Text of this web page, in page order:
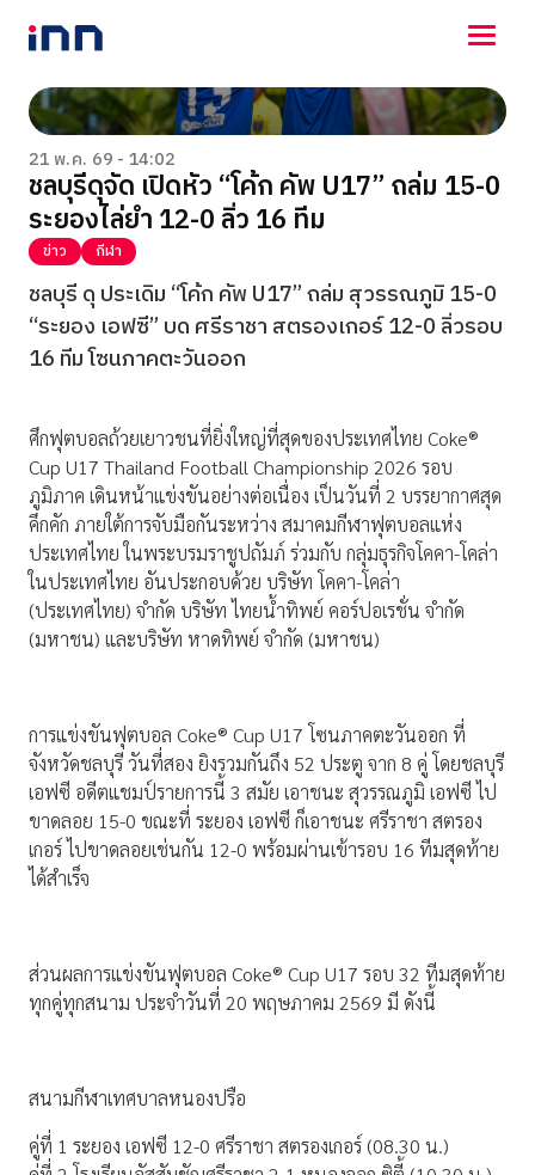
NEWS
ENTERTAINMENT
LIFESTYLE
HOROSCOPE
LOTTERY
VIDEO
ร่วมด้วยช่วยกัน
21 พ.ค. 69 - 14:02
ชลบุรีดุจัด เปิดหัว “โค้ก คัพ U17” ถล่ม 15-0
ระยองไล่ยำ 12-0 ลิ่ว 16 ทีม
ข่าว กีฬา
ชลบุรี ดุ ประเดิม “โค้ก คัพ U17” ถล่ม สุวรรณภูมิ 15-0
“ระยอง เอฟซี” บด ศรีราชา สตรองเกอร์ 12-0 ลิ่วรอบ
16 ทีม โซนภาคตะวันออก
ศึกฟุตบอลถ้วยเยาวชนที่ยิ่งใหญ่ที่สุดของประเทศไทย Coke®
Cup U17 Thailand Football Championship 2026 รอบ
ภูมิภาค เดินหน้าแข่งขันอย่างต่อเนื่อง เป็นวันที่ 2 บรรยากาศสุด
คึกคัก ภายใต้การจับมือกันระหว่าง สมาคมกีฬาฟุตบอลแห่ง
ประเทศไทย ในพระบรมราชูปถัมภ์ ร่วมกับ กลุ่มธุรกิจโคคา-โคล่า
ในประเทศไทย อันประกอบด้วย บริษัท โคคา-โคล่า
(ประเทศไทย) จำกัด บริษัท ไทยน้ำทิพย์ คอร์ปอเรชั่น จำกัด
(มหาชน) และบริษัท หาดทิพย์ จำกัด (มหาชน)
การแข่งขันฟุตบอล Coke® Cup U17 โซนภาคตะวันออก ที่
จังหวัดชลบุรี วันที่สอง ยิงรวมกันถึง 52 ประตู จาก 8 คู่ โดยชลบุรี
เอฟซี อดีตแชมป์รายการนี้ 3 สมัย เอาชนะ สุวรรณภูมิ เอฟซี ไป
ขาดลอย 15-0 ขณะที่ ระยอง เอฟซี ก็เอาชนะ ศรีราชา สตรอง
เกอร์ ไปขาดลอยเช่นกัน 12-0 พร้อมผ่านเข้ารอบ 16 ทีมสุดท้าย
ได้สำเร็จ
ส่วนผลการแข่งขันฟุตบอล Coke® Cup U17 รอบ 32 ทีมสุดท้าย
ทุกคู่ทุกสนาม ประจำวันที่ 20 พฤษภาคม 2569 มี ดังนี้
สนามกีฬาเทศบาลหนองปรือ
คู่ที่ 1 ระยอง เอฟซี 12-0 ศรีราชา สตรองเกอร์ (08.30 น.)